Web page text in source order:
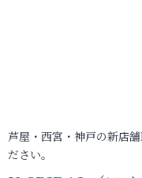
芦屋・西宮・神戸の新店
ださい。